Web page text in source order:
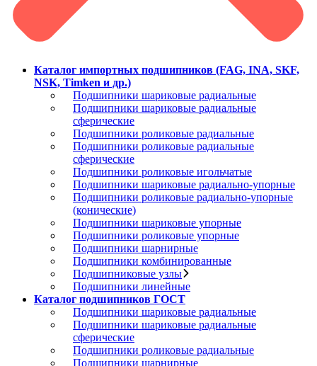
Каталог импортных подшипников (FAG, INA, SKF,
NSK, Timken и др.)
Подшипники шариковые радиальные
Подшипники шариковые радиальные
сферические
Подшипники роликовые радиальные
Подшипники роликовые радиальные
сферические
Подшипники роликовые игольчатые
Подшипники шариковые радиально-упорные
Подшипники роликовые радиально-упорные
(конические)
Подшипники шариковые упорные
Подшипники роликовые упорные
Подшипники шарнирные
Подшипники комбинированные
Подшипниковые узлы
Подшипники линейные
Каталог подшипников ГОСТ
Подшипники шариковые радиальные
Подшипники шариковые радиальные
сферические
Подшипники роликовые радиальные
Подшипники шарнирные